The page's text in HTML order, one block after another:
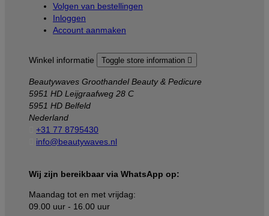
Volgen van bestellingen
Inloggen
Account aanmaken
Winkel informatie Toggle store information 
Beautywaves Groothandel Beauty & Pedicure
5951 HD Leijgraafweg 28 C
5951 HD Belfeld
Nederland
+31 77 8795430
info@beautywaves.nl
Wij zijn bereikbaar via WhatsApp op:
Maandag tot en met vrijdag:
09.00 uur - 16.00 uur